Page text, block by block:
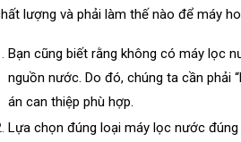
lượng và phải làm thế nào để máy
Bạn cũng biết rằng không có máy lọc
nguồn nước. Do đó, chúng ta cần phải
án can thiệp phù hợp.
Lựa chọn đúng loại máy lọc nước